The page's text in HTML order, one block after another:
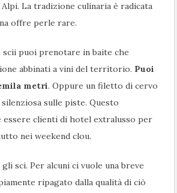
La tradizione culinaria è radicata
offre perle rare.
scii puoi prenotare in baite che
abbinati a vini del territorio. Puoi
metri. Oppure un filetto di cervo
sulle piste. Questo
essere clienti di hotel extralusso per
nei weekend clou.
sci. Per alcuni ci vuole una breve
ripagato dalla qualità di ciò